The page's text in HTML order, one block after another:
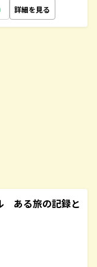
詳細を見る
ある旅の記録と